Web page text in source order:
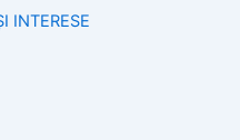
INTERESE